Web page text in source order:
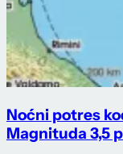
Noćni potres
Magnituda 3,5